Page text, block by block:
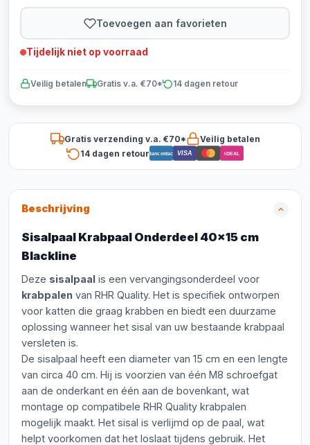
Toevoegen aan favorieten
Tijdelijk niet op voorraad
Veilig betalen Gratis v.a. €70* 14 dagen retour
Gratis verzending v.a. €70*
Veilig betalen
14 dagen retourBancontact VISA iDEAL
Beschrijving
Sisalpaal Krabpaal Onderdeel 40x15 cm
Blackline
Deze sisalpaal is een vervangingsonderdeel voor
krabpalen van RHR Quality. Het is specifiek ontworpen
voor katten die graag krabben en biedt een duurzame
oplossing wanneer het sisal van uw bestaande krabpaal
versleten is.
De sisalpaal heeft een diameter van 15 cm en een lengte
van circa 40 cm. Hij is voorzien van één M8 schroefgat
aan de onderkant en één aan de bovenkant, wat
montage op compatibele RHR Quality krabpalen
mogelijk maakt. Het sisal is verlijmd op de paal, wat
helpt voorkomen dat het loslaat tijdens gebruik. Het